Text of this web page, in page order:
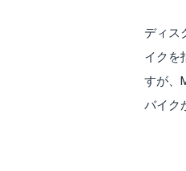
ディス
イクを
すが、
バイク